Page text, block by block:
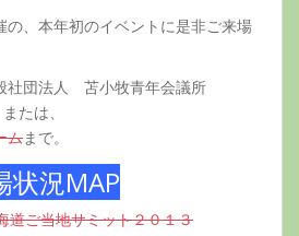
の、本年初のイベントに是非ご来場
社団法人 苫小牧青年会議所
たは、
ムまで。
状況MAP